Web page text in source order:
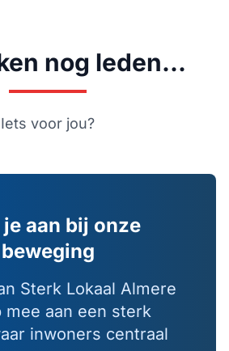
nog leden...
Iets voor jou?
aan bij onze
beweging
Sterk Lokaal Almere
mee aan een sterk
inwoners centraal